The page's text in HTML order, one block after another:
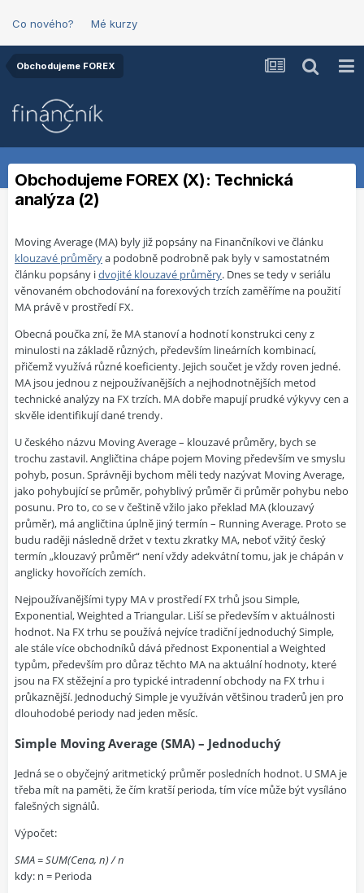
Co nového? Mé kurzy
Obchodujeme FOREX
Obchodujeme FOREX (X): Technická
analýza (2)
Moving Average (MA) byly již popsány na Finančníkovi ve článku
klouzavé průměrya podobně podrobně pak byly v samostatném
článku popsány idvojité klouzavé průměry. Dnes se tedy v seriálu
věnovaném obchodování na forexových trzích zaměříme na použití
MA právě v prostředí FX.
Obecná poučka zní, že MA stanoví a hodnotí konstrukci ceny z
minulosti na základě různých, především lineárních kombinací,
přičemž využívá různé koeficienty. Jejich součet je vždy roven jedné.
MA jsou jednou z nejpoužívanějších a nejhodnotnějších metod
technické analýzy na FX trzích. MA dobře mapují prudké výkyvy cen a
skvěle identifikují dané trendy.
U českého názvu Moving Average – klouzavé průměry, bych se
trochu zastavil. Angličtina chápe pojem Moving především ve smyslu
pohyb, posun. Správněji bychom měli tedy nazývat Moving Average,
jako pohybující se průměr, pohyblivý průměr či průměr pohybu nebo
posunu. Pro to, co se v češtině vžilo jako překlad MA (klouzavý
průměr), má angličtina úplně jiný termín – Running Average. Proto se
budu raději následně držet v textu zkratky MA, neboť vžitý český
termín „klouzavý průměr“ není vždy adekvátní tomu, jak je chápán v
anglicky hovořících zemích.
Nejpoužívanějšími typy MA v prostředí FX trhů jsou Simple,
Exponential, Weighted a Triangular. Liší se především v aktuálnosti
hodnot. Na FX trhu se používá nejvíce tradiční jednoduchý Simple,
ale stále více obchodníků dává přednost Exponential a Weighted
typům, především pro důraz těchto MA na aktuální hodnoty, které
jsou na FX stěžejní a pro typické intradenní obchody na FX trhu i
průkaznější. Jednoduchý Simple je využíván většinou traderů jen pro
dlouhodobé periody nad jeden měsíc.
Simple Moving Average (SMA) – Jednoduchý
Jedná se o obyčejný aritmetický průměr posledních hodnot. U SMA je
třeba mít na paměti, že čím kratší perioda, tím více může být vysíláno
falešných signálů.
Výpočet:
SMA = SUM(Cena, n) / n
kdy: n = Perioda